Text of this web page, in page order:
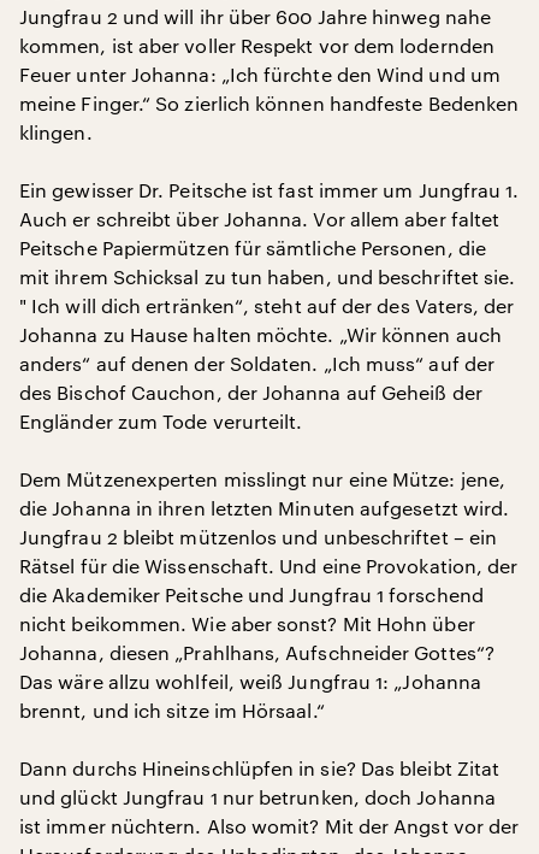
Jungfrau 2 und will ihr über 600 Jahre hinweg nahe
kommen, ist aber voller Respekt vor dem lodernden
Feuer unter Johanna: „Ich fürchte den Wind und um
meine Finger.“ So zierlich können handfeste Bedenken
klingen.
Ein gewisser Dr. Peitsche ist fast immer um Jungfrau 1.
Auch er schreibt über Johanna. Vor allem aber faltet
Peitsche Papiermützen für sämtliche Personen, die
mit ihrem Schicksal zu tun haben, und beschriftet sie.
" Ich will dich ertränken“, steht auf der des Vaters, der
Johanna zu Hause halten möchte. „Wir können auch
anders“ auf denen der Soldaten. „Ich muss“ auf der
des Bischof Cauchon, der Johanna auf Geheiß der
Engländer zum Tode verurteilt.
Dem Mützenexperten misslingt nur eine Mütze: jene,
die Johanna in ihren letzten Minuten aufgesetzt wird.
Jungfrau 2 bleibt mützenlos und unbeschriftet – ein
Rätsel für die Wissenschaft. Und eine Provokation, der
die Akademiker Peitsche und Jungfrau 1 forschend
nicht beikommen. Wie aber sonst? Mit Hohn über
Johanna, diesen „Prahlhans, Aufschneider Gottes“?
Das wäre allzu wohlfeil, weiß Jungfrau 1: „Johanna
brennt, und ich sitze im Hörsaal.“
Dann durchs Hineinschlüpfen in sie? Das bleibt Zitat
und glückt Jungfrau 1 nur betrunken, doch Johanna
ist immer nüchtern. Also womit? Mit der Angst vor der